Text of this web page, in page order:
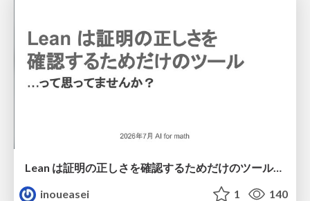
Lean は証明の正しさを確認するためだけのツールって思ってませんか？
inoueasei
1 140